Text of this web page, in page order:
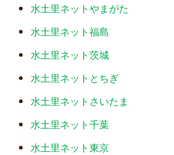
水土里ネットやまがた
水土里ネット福島
水土里ネット茨城
水土里ネットとちぎ
水土里ネットさいたま
水土里ネット千葉
水土里ネット東京